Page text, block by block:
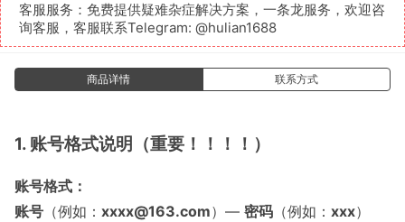
客服服务：免费提供疑难杂症解决方案，一条龙服务，欢迎咨
询客服，客服联系Telegram: @hulian1688
商品详情 联系方式
1. 账号格式说明（重要！！！！）
账号格式：
账号 （例如： xxxx@163.com）— 密码 （例如： xxx）